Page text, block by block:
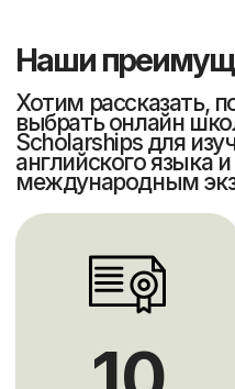
Собственная
интерактивная онлайн
Scholarships является
British Council
Центром для экзамена IELTS